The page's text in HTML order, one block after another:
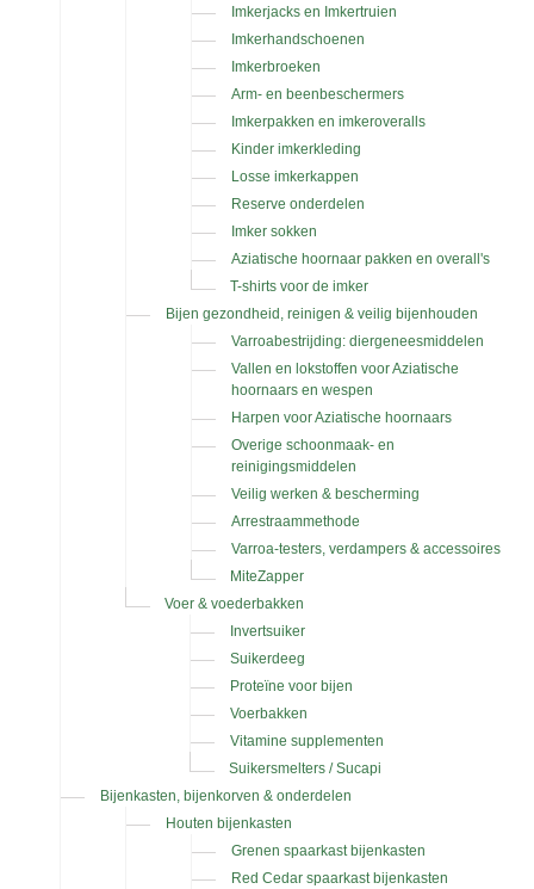
Imkerjacks en Imkertruien
Imkerhandschoenen
Imkerbroeken
Arm- en beenbeschermers
Imkerpakken en imkeroveralls
Kinder imkerkleding
Losse imkerkappen
Reserve onderdelen
Imker sokken
Aziatische hoornaar pakken en overall's
T-shirts voor de imker
Bijen gezondheid, reinigen & veilig bijenhouden
Varroabestrijding: diergeneesmiddelen
Vallen en lokstoffen voor Aziatische
hoornaars en wespen
Harpen voor Aziatische hoornaars
Overige schoonmaak- en
reinigingsmiddelen
Veilig werken & bescherming
Arrestraammethode
Varroa-testers, verdampers & accessoires
MiteZapper
Voer & voederbakken
Invertsuiker
Suikerdeeg
Proteïne voor bijen
Voerbakken
Vitamine supplementen
Suikersmelters / Sucapi
Bijenkasten, bijenkorven & onderdelen
Houten bijenkasten
Grenen spaarkast bijenkasten
Red Cedar spaarkast bijenkasten